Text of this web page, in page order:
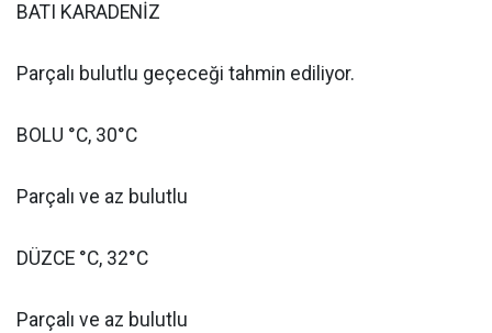
BATI KARADENİZ
Parçalı bulutlu geçeceği tahmin ediliyor.
BOLU °C, 30°C
Parçalı ve az bulutlu
DÜZCE °C, 32°C
Parçalı ve az bulutlu